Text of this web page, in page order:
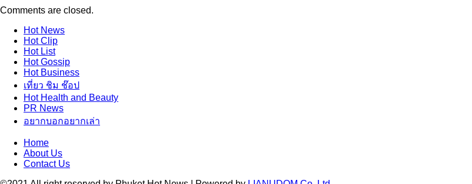
Comments are closed.
HotNews
HotClip
HotList
HotGossip
HotBusiness
เที่ยว ชิม ช๊อป
HotHealth and Beauty
PR News
อยากบอกอยากเล่า
Home
About Us
Contact Us